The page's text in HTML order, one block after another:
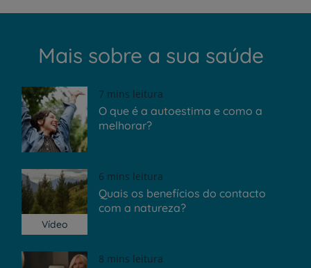
Mais sobre a sua saúde
7 mins leitura
O que é a autoestima e como a
melhorar?
Vídeo
6 mins leitura
Quais os benefícios do contacto
com a natureza?
8 mins leitura